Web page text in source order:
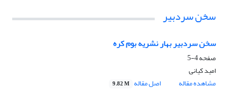
سخن سردبیر
سخن سردبیر بهار نشریه بوم کره
صفحه4-5
امید کیانی
مشاهده مقاله
اصل مقاله 9.82 M